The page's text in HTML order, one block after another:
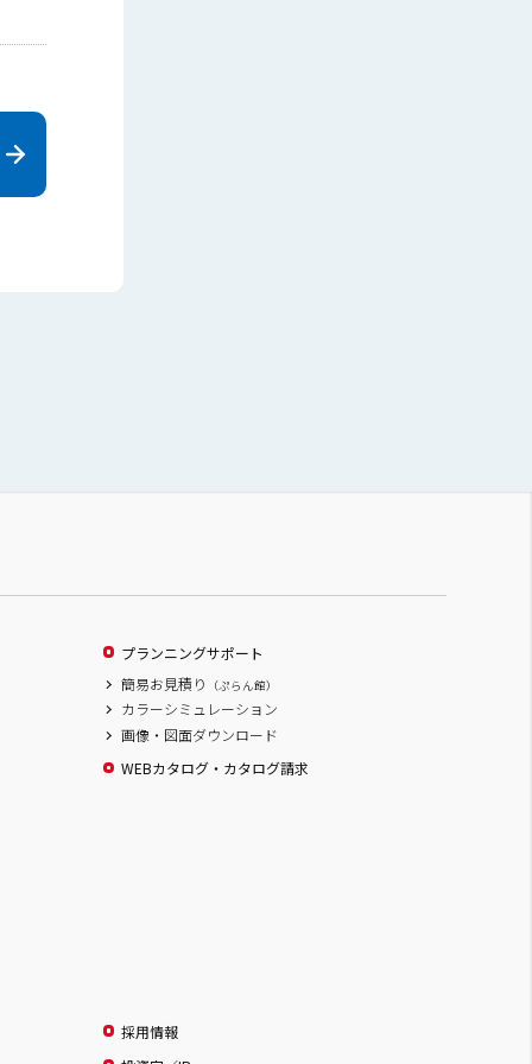
プランニングサポート
簡易お見積り
（ぷらん館）
カラーシミュレーション
画像・図面ダウンロード
WEBカタログ・カタログ請求
採用情報